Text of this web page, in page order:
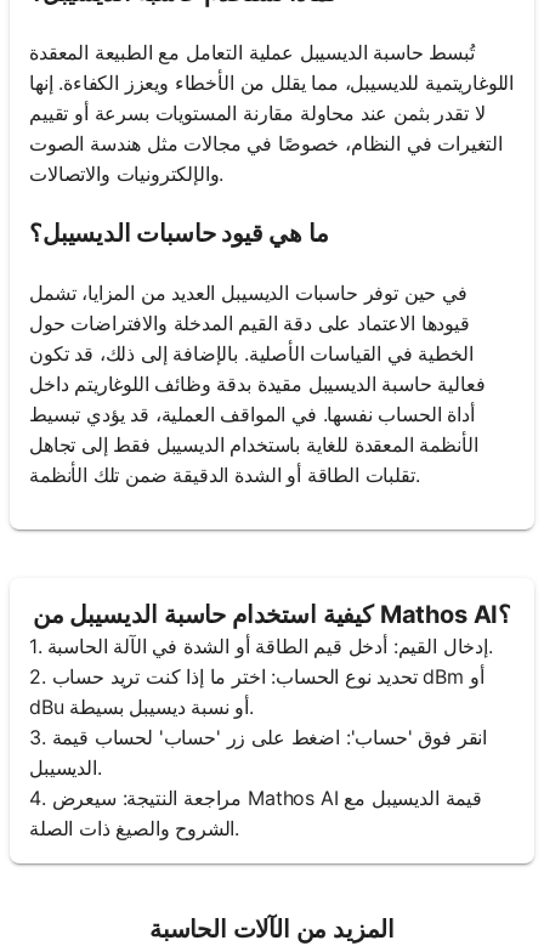
تُبسط حاسبة الديسيبل عملية التعامل مع الطبيعة المعقدة
اللوغاريتمية للديسيبل، مما يقلل من الأخطاء ويعزز الكفاءة. إنها
لا تقدر بثمن عند محاولة مقارنة المستويات بسرعة أو تقييم
التغيرات في النظام، خصوصًا في مجالات مثل هندسة الصوت
والإلكترونيات والاتصالات.
ما هي قيود حاسبات الديسيبل؟
في حين توفر حاسبات الديسيبل العديد من المزايا، تشمل
قيودها الاعتماد على دقة القيم المدخلة والافتراضات حول
الخطية في القياسات الأصلية. بالإضافة إلى ذلك، قد تكون
فعالية حاسبة الديسيبل مقيدة بدقة وظائف اللوغاريتم داخل
أداة الحساب نفسها. في المواقف العملية، قد يؤدي تبسيط
الأنظمة المعقدة للغاية باستخدام الديسيبل فقط إلى تجاهل
تقلبات الطاقة أو الشدة الدقيقة ضمن تلك الأنظمة.
كيفية استخدام حاسبة الديسيبل من Mathos AI؟
1. إدخال القيم: أدخل قيم الطاقة أو الشدة في الآلة الحاسبة.
2. تحديد نوع الحساب: اختر ما إذا كنت تريد حساب dBm أو
dBu أو نسبة ديسيبل بسيطة.
3. انقر فوق 'حساب': اضغط على زر 'حساب' لحساب قيمة
الديسيبل.
4. مراجعة النتيجة: سيعرض Mathos AI قيمة الديسيبل مع
الشروح والصيغ ذات الصلة.
المزيد من الآلات الحاسبة